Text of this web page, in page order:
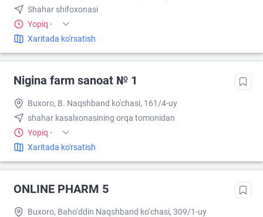
Shahar shifoxonasi
Yopiq ·
Xaritada ko'rsatish
Nigina farm sanoat № 1
Buxoro, B. Naqshband ko'chasi, 161/4-uy
shahar kasalxonasining orqa tomonidan
Yopiq ·
Xaritada ko'rsatish
ONLINE PHARM 5
Buxoro, Baho‘ddin Naqshband ko‘chasi, 309/1-uy